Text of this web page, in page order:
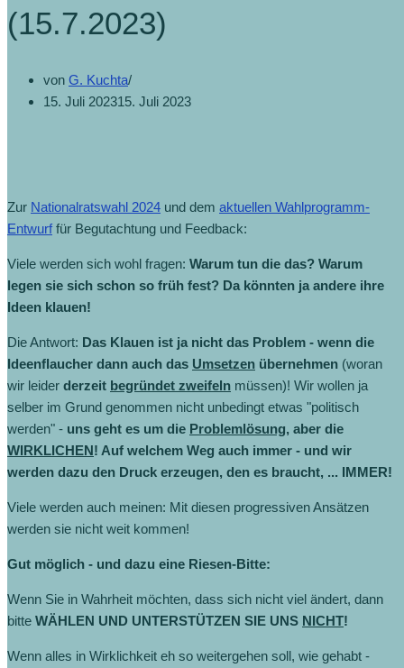
(15.7.2023)
von G. Kuchta
15. Juli 202315. Juli 2023
Zur Nationalratswahl 2024 und dem aktuellen Wahlprogramm-
Entwurf für Begutachtung und Feedback:
Viele werden sich wohl fragen: Warum tun die das? Warum
legen sie sich schon so früh fest? Da könnten ja andere ihre
Ideen klauen!
Die Antwort: Das Klauen ist ja nicht das Problem - wenn die
Ideenflaucher dann auch das Umsetzen übernehmen (woran
wir leider derzeit begründet zweifeln müssen)! Wir wollen ja
selber im Grund genommen nicht unbedingt etwas "politisch
werden" - uns geht es um die Problemlösung, aber die
WIRKLICHEN! Auf welchem Weg auch immer - und wir
werden dazu den Druck erzeugen, den es braucht, ... IMMER!
Viele werden auch meinen: Mit diesen progressiven Ansätzen
werden sie nicht weit kommen!
Gut möglich - und dazu eine Riesen-Bitte:
Wenn Sie in Wahrheit möchten, dass sich nicht viel ändert, dann
bitte WÄHLEN UND UNTERSTÜTZEN SIE UNS NICHT!
Wenn alles in Wirklichkeit eh so weitergehen soll, wie gehabt -